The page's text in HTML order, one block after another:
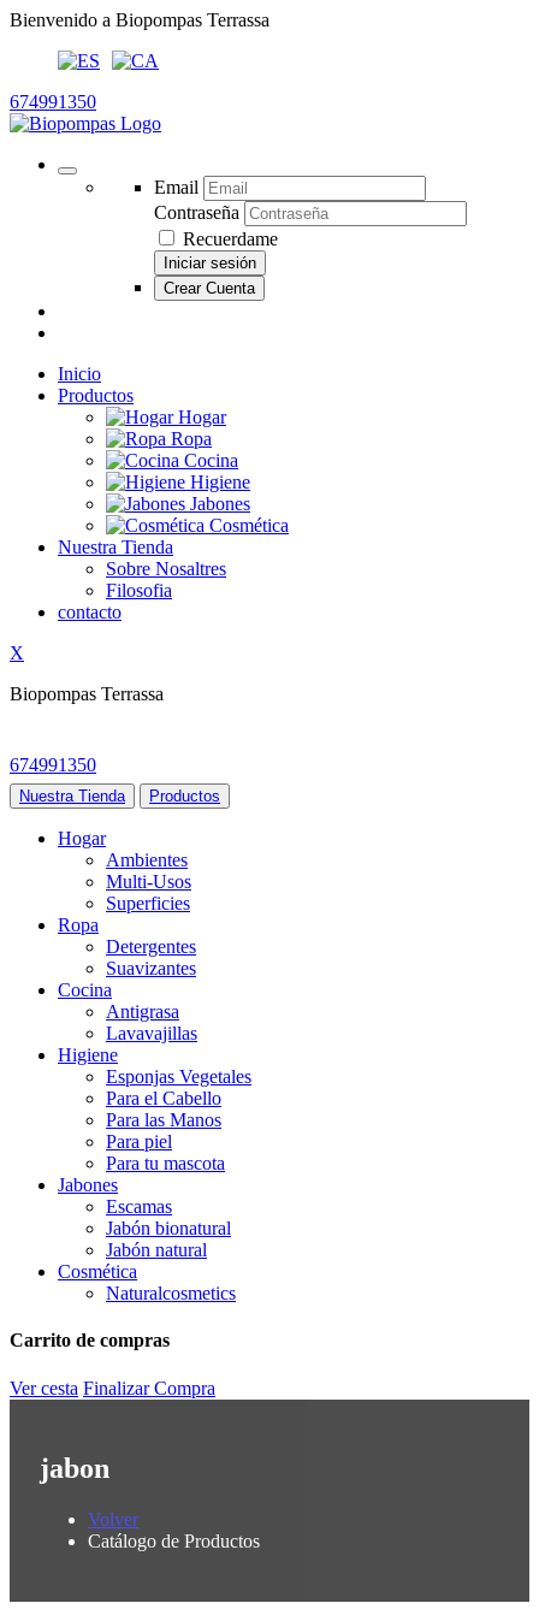
Bienvenido a Biopompas Terrassa
674991350
Email
Contraseña
Recuerdame
Iniciar sesión
Crear Cuenta
Inicio
Productos
Hogar
Ropa
Cocina
Higiene
Jabones
Cosmética
Nuestra Tienda
Sobre Nosaltres
Filosofia
contacto
X
Biopompas Terrassa
674991350
Nuestra Tienda Productos
Hogar
Ambientes
Multi-Usos
Superficies
Ropa
Detergentes
Suavizantes
Cocina
Antigrasa
Lavavajillas
Higiene
Esponjas Vegetales
Para el Cabello
Para las Manos
Para piel
Para tu mascota
Jabones
Escamas
Jabón bionatural
Jabón natural
Cosmética
Naturalcosmetics
Carrito de compras
Ver cesta Finalizar Compra
jabon
Volver
Catálogo de Productos